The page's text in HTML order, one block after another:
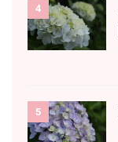
4
5